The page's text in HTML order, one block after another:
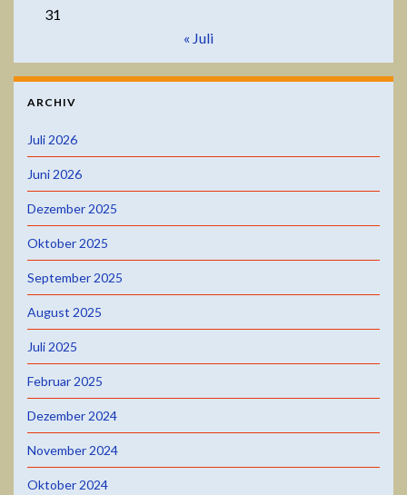
31
« Juli
ARCHIV
Juli 2026
Juni 2026
Dezember 2025
Oktober 2025
September 2025
August 2025
Juli 2025
Februar 2025
Dezember 2024
November 2024
Oktober 2024